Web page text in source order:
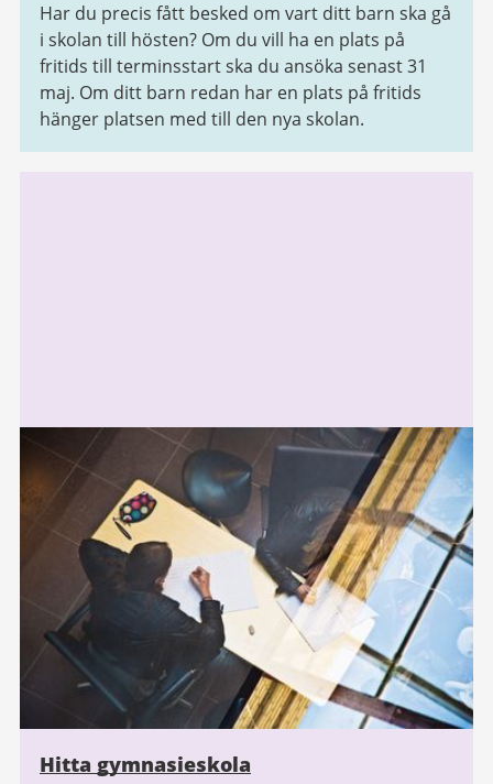
Har du precis fått besked om vart ditt barn ska gå
i skolan till hösten? Om du vill ha en plats på
fritids till terminsstart ska du ansöka senast 31
maj. Om ditt barn redan har en plats på fritids
hänger platsen med till den nya skolan.
Hitta gymnasieskola